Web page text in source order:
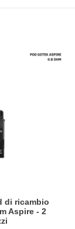
di ricambio
Aspire - 2